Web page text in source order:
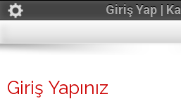
Giriş Yap |
Giriş Yapınız